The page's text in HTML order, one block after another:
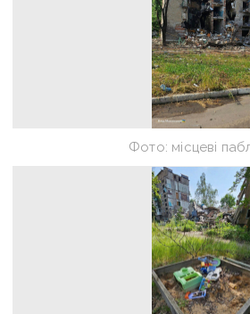
Фото: місцеві